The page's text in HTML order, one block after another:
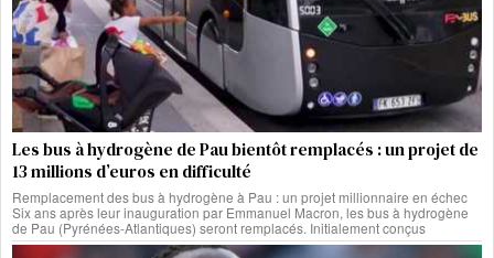
Les bus à hydrogène de Pau bientôt remplacés : un projet de
13 millions d’euros en difficulté
Remplacement des bus à hydrogène à Pau : un projet millionnaire en échec
Six ans après leur inauguration par Emmanuel Macron, les bus à hydrogène
de Pau (Pyrénées-Atlantiques) seront remplacés. Initialement conçus